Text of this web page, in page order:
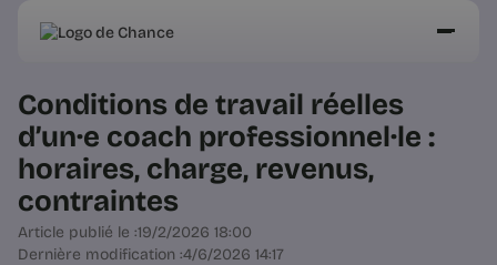
Conditions de travail réelles
d’un·e coach professionnel·le :
horaires, charge, revenus,
contraintes
Article publié le :19/2/2026 18:00
Dernière modification :4/6/2026 14:17